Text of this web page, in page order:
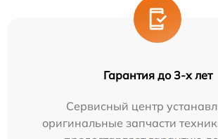
Гарантия до 3-х лет
Сервисный центр
оригинальные запчасти